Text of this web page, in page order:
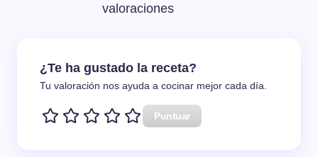
valoraciones
¿Te ha gustado la receta?
Tu valoración nos ayuda a cocinar mejor cada día.
Puntuar